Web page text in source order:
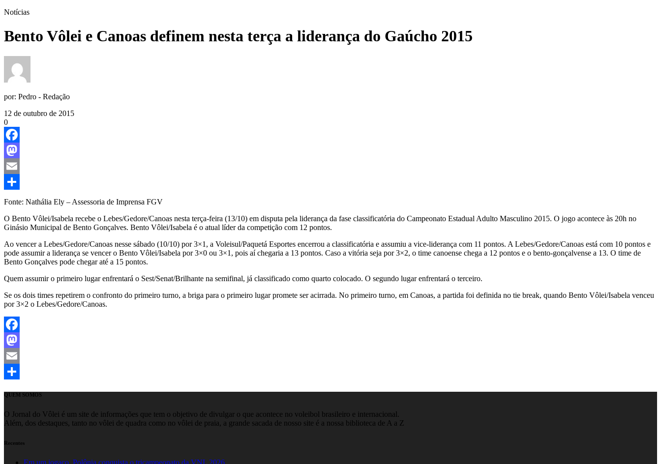
Notícias
Bento Vôlei e Canoas definem nesta terça a liderança do Gaúcho 2015
por: Pedro - Redação
12 de outubro de 2015
0
Facebook
Mastodon
Email
Share
Fonte: Nathália Ely – Assessoria de Imprensa FGV
O Bento Vôlei/Isabela recebe o Lebes/Gedore/Canoas nesta terça-feira (13/10) em disputa pela liderança da fase classificatória do Campeonato Estadual Adulto Masculino 2015. O jogo acontece às 20h no
Ginásio Municipal de Bento Gonçalves. Bento Vôlei/Isabela é o atual líder da competição com 12 pontos.
Ao vencer a Lebes/Gedore/Canoas nesse sábado (10/10) por 3×1, a Voleisul/Paquetá Esportes encerrou a classificatória e assumiu a vice-liderança com 11 pontos. A Lebes/Gedore/Canoas está com 10 pontos e
pode assumir a liderança se vencer o Bento Vôlei/Isabela por 3×0 ou 3×1, pois aí chegaria a 13 pontos. Caso a vitória seja por 3×2, o time canoense chega a 12 pontos e o bento-gonçalvense a 13. O time de
Bento Gonçalves pode chegar até a 15 pontos.
Quem assumir o primeiro lugar enfrentará o Sest/Senat/Brilhante na semifinal, já classificado como quarto colocado. O segundo lugar enfrentará o terceiro.
Se os dois times repetirem o confronto do primeiro turno, a briga para o primeiro lugar promete ser acirrada. No primeiro turno, em Canoas, a partida foi definida no tie break, quando Bento Vôlei/Isabela venceu
por 3×2 o Lebes/Gedore/Canoas.
Facebook
Mastodon
Email
QUEM SOMOS
O Jornal do Vôlei é um site de informações que tem o objetivo de divulgar o que acontece no voleibol brasileiro e internacional.
Além, dos destaques, tanto no vôlei de quadra como no vôlei de praia, a grande sacada de nosso site é a nossa biblioteca de A a Z
Recentes
Em um jogaço, Polônia conquista o tricampeonato da VNL 2026